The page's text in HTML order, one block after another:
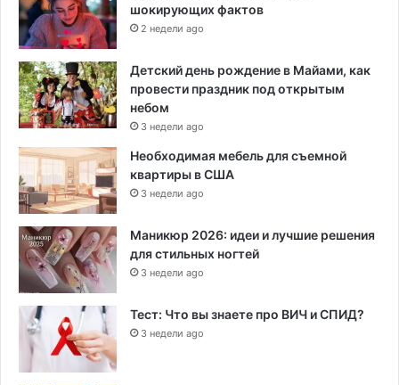
шокирующих фактов
2 недели ago
Детский день рождение в Майами, как
провести праздник под открытым
небом
3 недели ago
Необходимая мебель для съемной
квартиры в США
3 недели ago
Маникюр 2026: идеи и лучшие решения
для стильных ногтей
3 недели ago
Тест: Что вы знаете про ВИЧ и СПИД?
3 недели ago